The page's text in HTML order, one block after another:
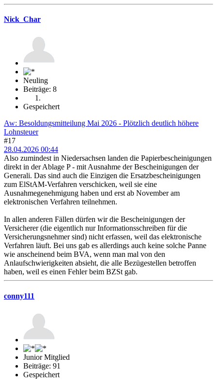
Nick_Char
Neuling
Beiträge: 8
Gespeichert
Aw: Besoldungsmitteilung Mai 2026 - Plötzlich deutlich höhere
Lohnsteuer
#17
28.04.2026 00:44
Also zumindest in Niedersachsen landen die Papierbescheinigungen
direkt in der Ablage P - mit Ausnahme der Bescheinigungen der
Generali. Das sind auch die Einzigen die Ersatzbescheinigungen
zum ElStAM-Verfahren verschicken, weil sie eine
Ausnahmegenehmigung haben und erst ab November am
elektronischen Verfahren teilnehmen.
In allen anderen Fällen dürfen wir die Bescheinigungen der
Versicherer (die eigentlich nur Informationsschreiben für die
Versicherungsnehmer sind) nicht erfassen, weil das elektronische
Verfahren läuft. Bei uns gab es allerdings auch keine solche Panne
wie anscheinend beim BVA, wenn man mal von den
Anlaufschwierigkeiten absieht, die alle Bezügestellen betroffen
haben, weil es einen Fehler beim BZSt gab.
conny111
Junior Mitglied
Beiträge: 91
Gespeichert